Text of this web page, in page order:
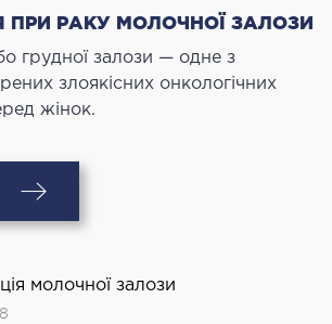
ПРИ РАКУ МОЛОЧНОЇ ЗАЛОЗИ
грудної залози — одне з
злоякісних онкологічних
жінок.